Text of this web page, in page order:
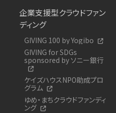
企業支援型クラウドファン
ディング
GIVING 100 by Yogibo
GIVING for SDGs
sponsored by ソニー銀行
ケイズハウスNPO助成プロ
グラム
ゆめ・まちクラウドファンディ
ング